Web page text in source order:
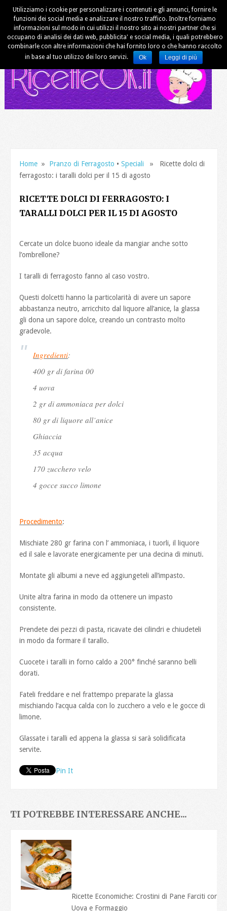
Home » Pranzo di Ferragosto •Speciali » Ricette dolci di
ferragosto: i taralli dolci per il 15 di agosto
RICETTE DOLCI DI FERRAGOSTO: I
TARALLI DOLCI PER IL 15 DI AGOSTO
Cercate un dolce buono ideale da mangiar anche sotto
l’ombrellone?
I taralli di ferragosto fanno al caso vostro.
Questi dolcetti hanno la particolarità di avere un sapore
abbastanza neutro, arricchito dal liquore all’anice, la glassa
gli dona un sapore dolce, creando un contrasto molto
gradevole.
Ingredienti:
400 gr di farina 00
4 uova
2 gr di ammoniaca per dolci
80 gr di liquore all’anice
Ghiaccia
35 acqua
170 zucchero velo
4 gocce succo limone
Procedimento:
Mischiate 280 gr farina con l’ ammoniaca, i tuorli, il liquore
ed il sale e lavorate energicamente per una decina di minuti.
Montate gli albumi a neve ed aggiungeteli all’impasto.
Unite altra farina in modo da ottenere un impasto
consistente.
Prendete dei pezzi di pasta, ricavate dei cilindri e chiudeteli
in modo da formare il tarallo.
Cuocete i taralli in forno caldo a 200° finché saranno belli
dorati.
Fateli freddare e nel frattempo preparate la glassa
mischiando l’acqua calda con lo zucchero a velo e le gocce di
limone.
Glassate i taralli ed appena la glassa si sarà solidificata
servite.
Pin It
TI POTREBBE INTERESSARE ANCHE...
Ricette Economiche: Crostini di Pane Farciti con
Uova e Formaggio
Utilizziamo i cookie per personalizzare i contenuti e gli annunci, fornire le
funzioni dei social media e analizzare il nostro traffico. Inoltre forniamo
informazioni sul modo in cui utilizzi il nostro sito ai nostri partner che si
occupano di analisi dei dati web, pubblicita' e social media, i quali potrebbero
combinarle con altre informazioni che hai fornito loro o che hanno raccolto
in base al tuo utilizzo dei loro servizi.
Ok Leggi di più